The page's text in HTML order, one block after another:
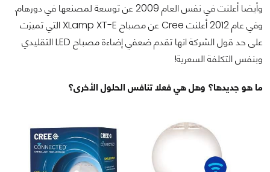
وأيضا أعلنت في نفس العام 2009 عن توسعة لمصنعها في دورهام.
وفي عام 2012 أعلنت Cree عن مصباح XLamp XT-E التي تميزت
على حد قول الشركة انها تقدم ضعفي إضاءة مصباح LED التقليدي
وبنفس التكلفة السعرية!
ما هو جديدها؟ وهل هي فعلا تنافس الحلول الأخرى؟